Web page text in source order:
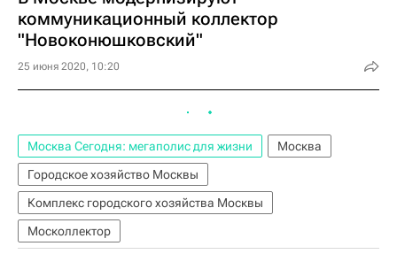
коммуникационный коллектор
"Новоконюшковский"
25 июня 2020, 10:20
Москва Сегодня: мегаполис для жизни
Москва
Городское хозяйство Москвы
Комплекс городского хозяйства Москвы
Москоллектор